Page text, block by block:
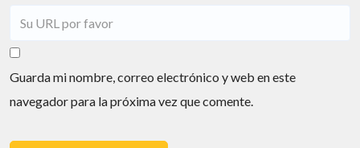
Guarda mi nombre, correo electrónico y web en este
navegador para la próxima vez que comente.